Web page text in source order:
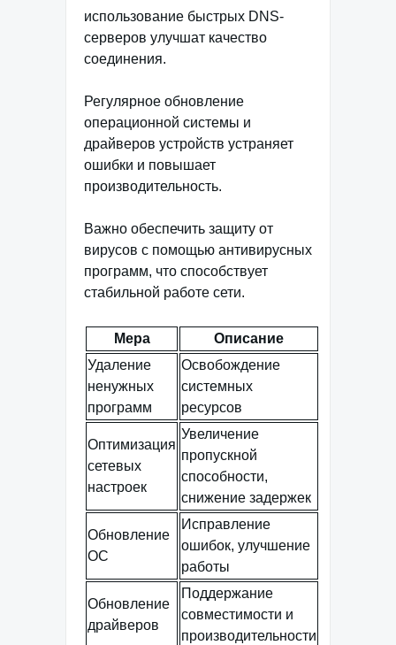
использование быстрых DNS-
серверов улучшат качество
соединения.
Регулярное обновление
операционной системы и
драйверов устройств устраняет
ошибки и повышает
производительность.
Важно обеспечить защиту от
вирусов с помощью антивирусных
программ, что способствует
стабильной работе сети.
Мера
Описание
Удаление
ненужных
программ
Освобождение
системных
ресурсов
Оптимизация
сетевых
настроек
Увеличение
пропускной
способности,
снижение задержек
Обновление
ОС
Исправление
ошибок, улучшение
работы
Обновление
драйверов
Поддержание
совместимости и
производительности